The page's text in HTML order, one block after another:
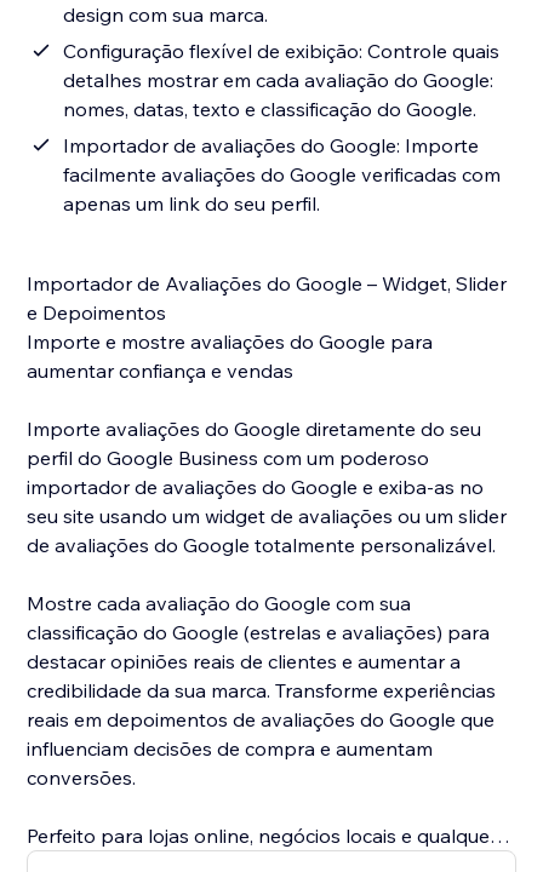
design com sua marca.
Configuração flexível de exibição: Controle quais
detalhes mostrar em cada avaliação do Google:
nomes, datas, texto e classificação do Google.
Importador de avaliações do Google: Importe
facilmente avaliações do Google verificadas com
apenas um link do seu perfil.
Importador de Avaliações do Google – Widget, Slider
e Depoimentos
Importe e mostre avaliações do Google para
aumentar confiança e vendas
Importe avaliações do Google diretamente do seu
perfil do Google Business com um poderoso
importador de avaliações do Google e exiba-as no
seu site usando um widget de avaliações ou um slider
de avaliações do Google totalmente personalizável.
Mostre cada avaliação do Google com sua
classificação do Google (estrelas e avaliações) para
destacar opiniões reais de clientes e aumentar a
credibilidade da sua marca. Transforme experiências
reais em depoimentos de avaliações do Google que
influenciam decisões de compra e aumentam
conversões.
Perfeito para lojas online, negócios locais e qualquer